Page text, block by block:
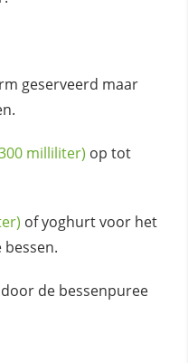
geserveerd maar
milliliter) op tot
of yoghurt voor het
de bessenpuree